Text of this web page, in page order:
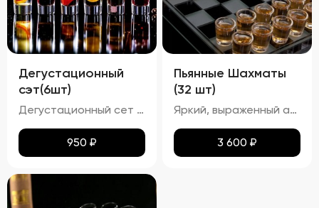
Дегустационный
сэт(6шт)
Дегустационный сет из шести настоек представляет собой набор различных видов настоек, предназначенных для дегустации. Органолептическая оценка таких напитков включает анализ их внешнего вида, аромата, вкуса и послевкусия. Должны ощущаться характерные ноты используемых ингредиентов ( ягод, фруктов и т.п.). Гармоничность: Ароматы компонентов должны сочетаться между собой, создавая сбалансированный букет. Вкус: Сладость/горечь/кислота: В зависимости от рецепта настойки могут иметь сладковатый, горьковатый или кисловатый вкус. Терпкость: Некоторые настойки могут обладать терпким вкусом.(гранат-малина) Послевкусие: Должно быть продолжительным и приятным, раскрывающим дополнительные оттенки вкусов.
950 ₽
Пьянные Шахматы
(32 шт)
Яркий, выраженный аромат основного фрукта или ягоды, с дополнительными нотками других ингредиентов (например, ваниль, улун, барбарис). Вкус: Сбалансированный вкус, где основной акцент сделан на фруктовом или ягодном компоненте, с гармоничным дополнением других ингредиентов. Алкоголь должен быть хорошо интегрированным, не перебивая остальные вкусы.
3 600 ₽